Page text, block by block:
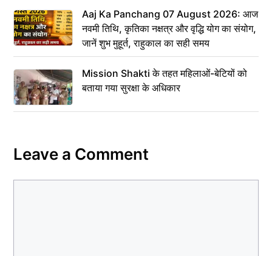
Aaj Ka Panchang 07 August 2026: आज
नवमी तिथि, कृतिका नक्षत्र और वृद्धि योग का संयोग,
जानें शुभ मुहूर्त, राहुकाल का सही समय
Mission Shakti के तहत महिलाओं-बेटियों को
बताया गया सुरक्षा के अधिकार
Leave a Comment